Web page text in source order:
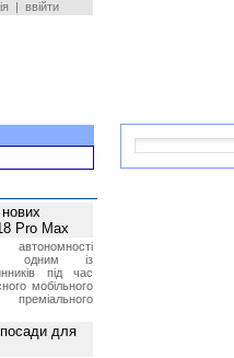
| ввійти
Pro Max
одним із
під час
мобільного
посади для